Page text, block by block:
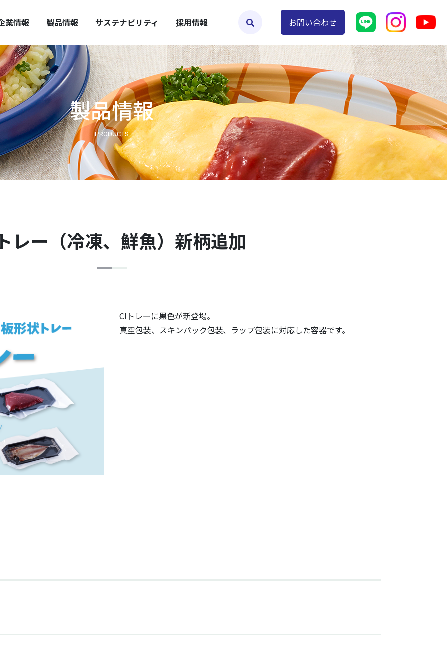
業情報
REPORT 中期経営計画
製品情報
・安心の提供 取扱い上の注意 よくあるご質問
サステナビリティ 採用情報 お問い合わせ
製品情報
PRODUCTS
レー（冷凍、鮮魚）新柄追加
CIトレーに黒色が新登場。
真空包装、スキンパック包装、ラップ包装に対応した容器です。